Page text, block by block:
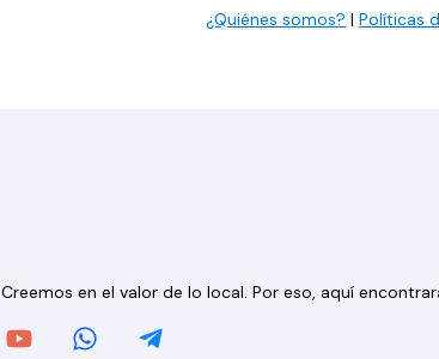
¿Quiénes somos? | Políticas
Creemos en el valor de lo local. Por eso, aquí